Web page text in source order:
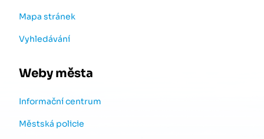
Mapa stránek
Vyhledávání
Weby města
Informační centrum
Městská policie